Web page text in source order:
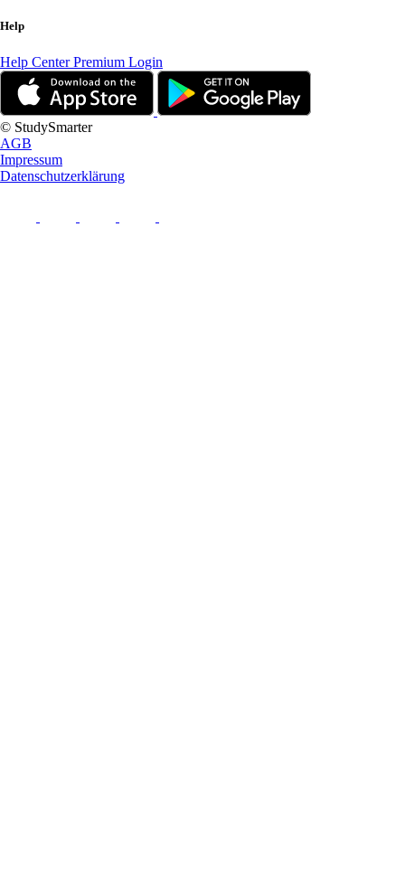
Help
Help CenterPremium Login
© StudySmarter
AGB
Impressum
Datenschutzerklärung